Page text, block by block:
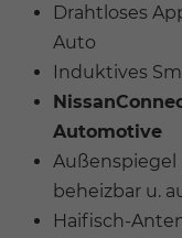
Drahtloses
Auto
Induktives
Automotive
Außenspiegel
beheizbar u.
Haifisch-